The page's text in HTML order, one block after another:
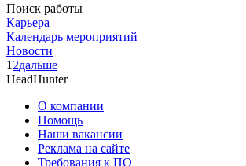
Поиск работы
Карьера
Календарь мероприятий
Новости
1 2дальше
HeadHunter
О компании
Помощь
Наши вакансии
Реклама на сайте
Требования к ПО